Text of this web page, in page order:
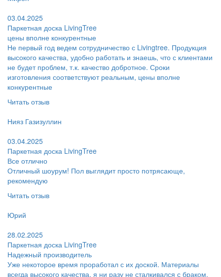
03.04.2025
Паркетная доска LivingTree
цены вполне конкурентные
Не первый год ведем сотрудничество с Livingtree. Продукция
высокого качества, удобно работать и знаешь, что с клиентами
не будет проблем, т.к. качество добротное. Сроки
изготовления соответствуют реальным, цены вполне
конкурентные
Читать отзыв
Нияз Газизуллин
03.04.2025
Паркетная доска LivingTree
Все отлично
Отличный шоурум! Пол выглядит просто потрясающе,
рекомендую
Читать отзыв
Юрий
28.02.2025
Паркетная доска LivingTree
Надежный производитель
Уже некоторое время проработал с их доской. Материалы
всегда высокого качества, я ни разу не сталкивался с браком.